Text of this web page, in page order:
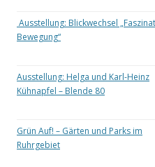
Ausstellung: Blickwechsel
Bewegung“
Ausstellung: Helga und Karl-Heinz
Kühnapfel – Blende 80
Grün Auf! – Gärten und Parks im
Ruhrgebiet